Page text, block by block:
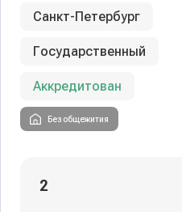
Санкт-Петербург
Государственный
Аккредитован
Без общежития
2